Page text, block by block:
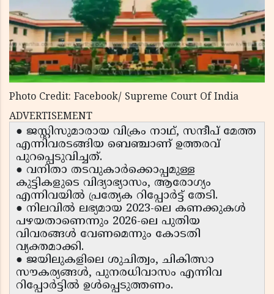
Photo Credit: Facebook/ Supreme Court Of India
ADVERTISEMENT
● ജസ്റ്റിസുമാരായ വിക്രം നാഥ്, സന്ദീപ് മേത്ത
എന്നിവരടങ്ങിയ ബെഞ്ചാണ് ഉത്തരവ്
പുറപ്പെടുവിച്ചത്.
● വനിതാ തടവുകാർക്കൊപ്പമുള്ള
കുട്ടികളുടെ വിദ്യാഭ്യാസം, ആരോഗ്യം
എന്നിവയിൽ പ്രത്യേക റിപ്പോർട്ട് തേടി.
● നിലവിൽ ലഭ്യമായ 2023-ലെ കണക്കുകൾ
പഴയതാണെന്നും 2026-ലെ പുതിയ
വിവരങ്ങൾ വേണമെന്നും കോടതി
വ്യക്തമാക്കി.
● ജയിലുകളിലെ ശുചിത്വം, ചികിത്സാ
സൗകര്യങ്ങൾ, പുനരധിവാസം എന്നിവ
റിപ്പോർട്ടിൽ ഉൾപ്പെടുത്തണം.